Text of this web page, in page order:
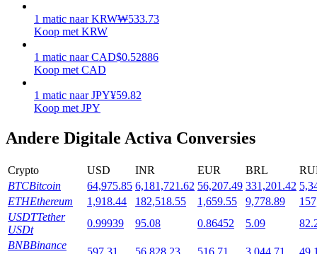
Launchpool
1 matic naar KRW₩533.73
Koop met KRW
1 matic naar CAD$0.52886
Koop met CAD
1 matic naar JPY¥59.82
Koop met JPY
Andere Digitale Activa Conversies
Crypto USD INR EUR BRL
BTCBitcoin 64,975.85 6,181,721.62 56,207.49 331,201.42
ETHEthereum 1,918.44 182,518.55 1,659.55 9,778.89
USDTTether
USDt
0.99939 95.08 0.86452 5.09
BNBBinance
597.31 56,828.23 516.71 3,044.71